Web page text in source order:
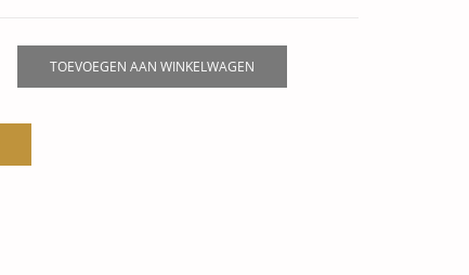
TOEVOEGEN AAN WINKELWAGEN